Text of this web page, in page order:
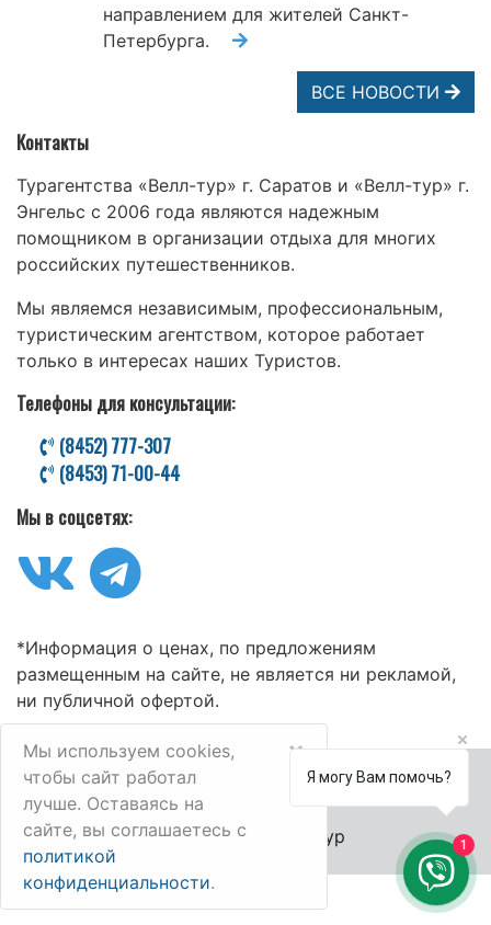
направлением для жителей Санкт-
Петербурга.
ВСЕ НОВОСТИ
Контакты
Турагентства «Велл-тур» г. Саратов и «Велл-тур» г.
Энгельс с 2006 года являются надежным
помощником в организации отдыха для многих
российских путешественников.
Мы являемся независимым, профессиональным,
туристическим агентством, которое работает
только в интересах наших Туристов.
Телефоны для консультации:
(8452) 777-307
(8453) 71-00-44
Мы в соцсетях:
*Информация о ценах, по предложениям
размещенным на сайте, не является ни рекламой,
ни публичной офертой.
© 2006-2025 Велл-Тур
Мы используем cookies,
чтобы сайт работал
лучше. Оставаясь на
сайте, вы соглашаетесь с
политикой
конфиденциальности.
×
Я могу Вам помочь?
1